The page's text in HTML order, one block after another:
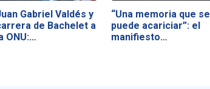
Gabriel Valdés y
de Bachelet a
ONU:…
“Una memoria que se
puede acariciar”: el
manifiesto…